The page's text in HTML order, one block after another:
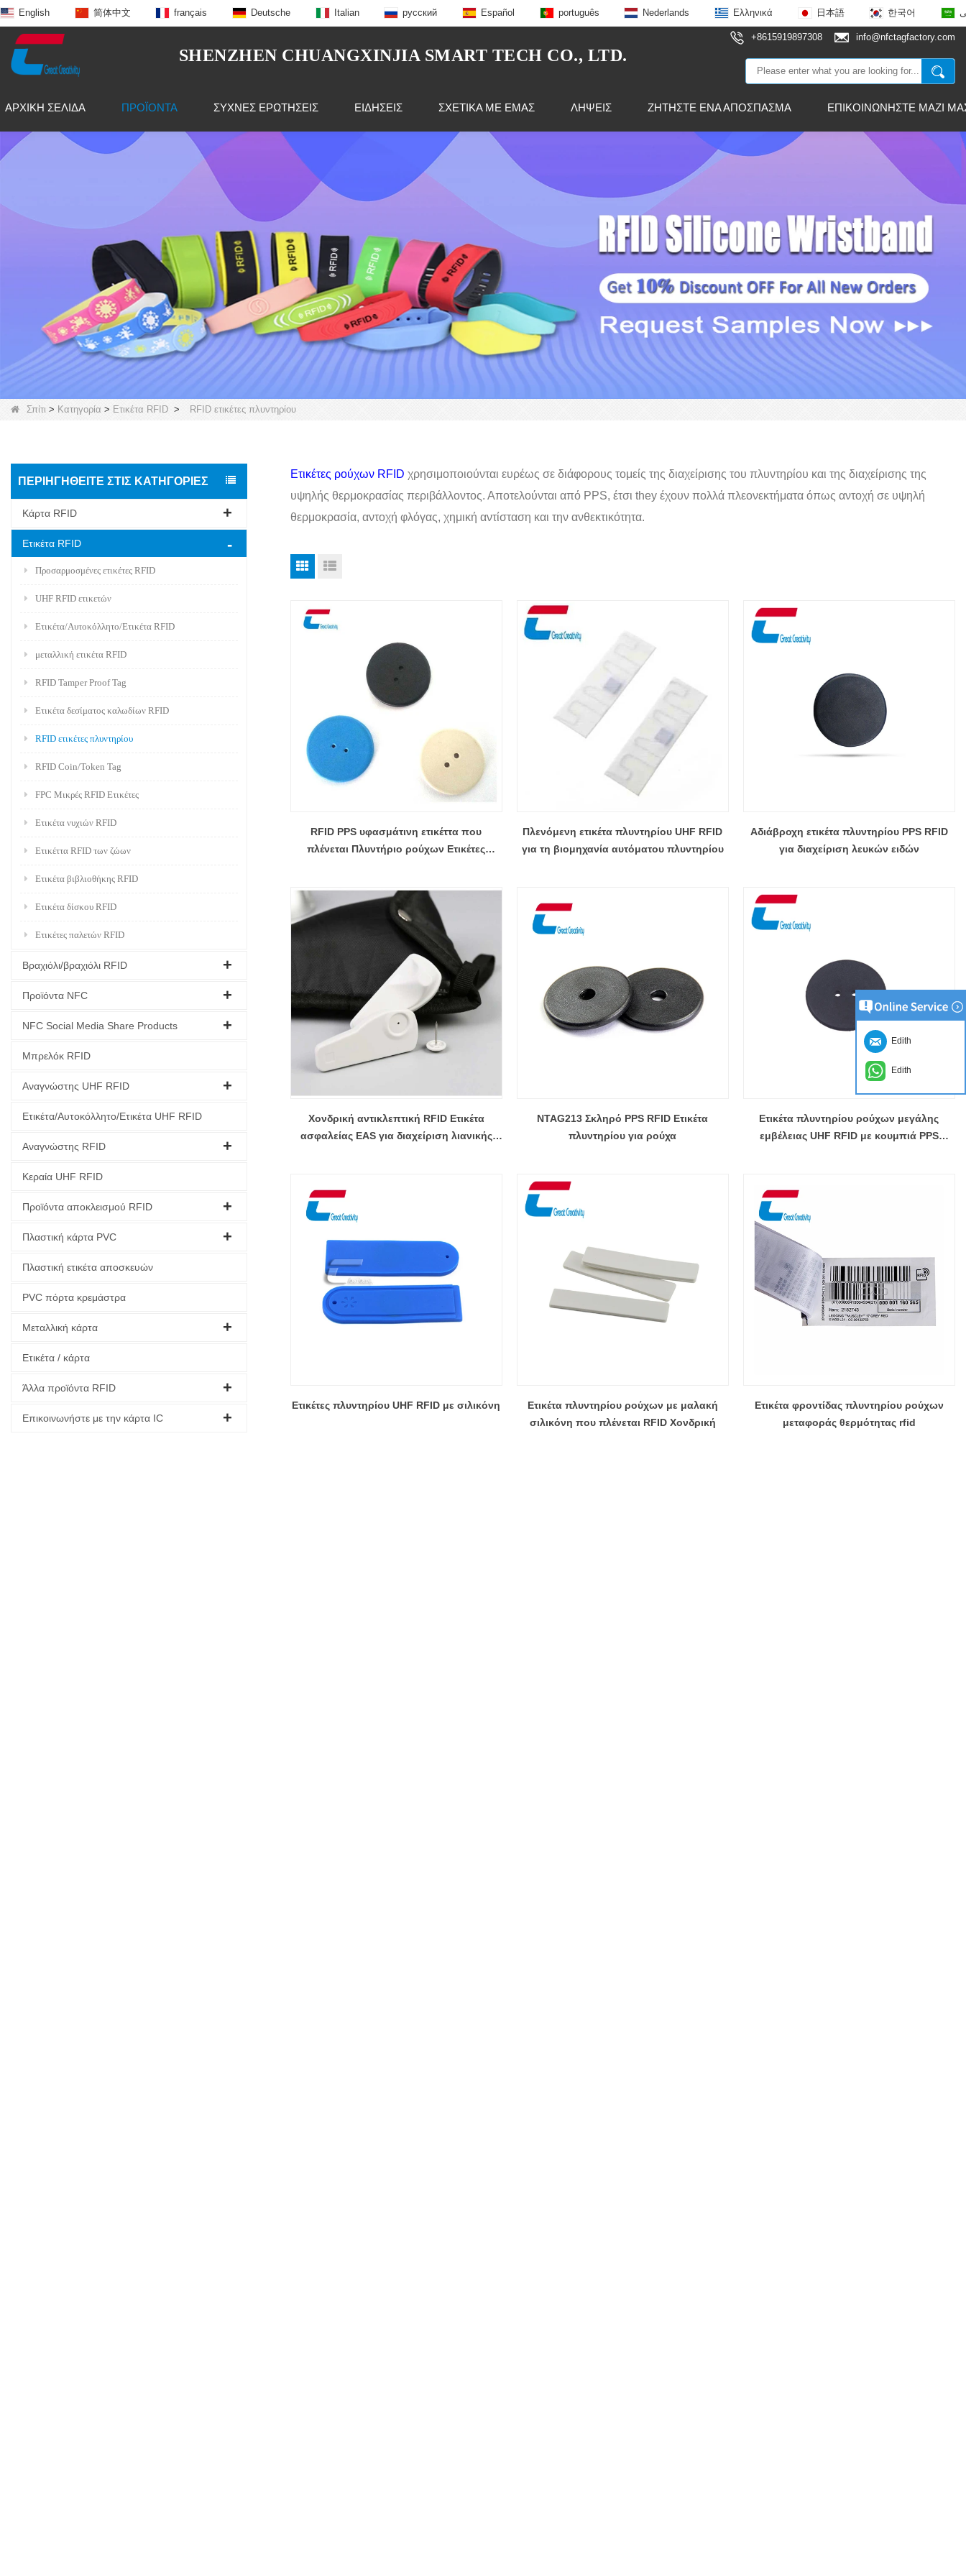
English 简体中文 français Deutsche Italian русский Español português Nederlands Ελληνικά 日本語 한국어
SHENZHEN CHUANGXINJIA SMART TECH CO., LTD.
+8615919897308 info@nfctagfactory.com
ΑΡΧΙΚΉ ΣΕΛΊΔΑ ΠΡΟΪΌΝΤΑ ΣΥΧΝΈΣ ΕΡΩΤΉΣΕΙΣ ΕΙΔΉΣΕΙΣ ΣΧΕΤΙΚΆ ΜΕ ΕΜΆΣ ΛΉΨΕΙΣ ΖΗΤΉΣΤΕ ΈΝΑ ΑΠΌΣΠΑΣΜΑ ΕΠΙΚΟΙΝΩΝΉΣΤΕ ΜΑΖΊ
Σπίτι > Κατηγορία > Ετικέτα RFID > RFID ετικέτες πλυντηρίου
ΠΕΡΙΗΓΗΘΕΊΤΕ ΣΤΙΣ ΚΑΤΗΓΟΡΊΕΣ
Κάρτα RFID
Ετικέτα RFID
Προσαρμοσμένες ετικέτες RFID
UHF RFID ετικετών
Ετικέτα/Αυτοκόλλητο/Ετικέτα RFID
μεταλλική ετικέτα RFID
RFID Tamper Proof Tag
Ετικέτα δεσίματος καλωδίων RFID
RFID ετικέτες πλυντηρίου
RFID Coin/Token Tag
FPC Μικρές RFID Ετικέτες
Ετικέτα νυχιών RFID
Ετικέττα RFID των ζώων
Ετικέτα βιβλιοθήκης RFID
Ετικέτα δίσκου RFID
Ετικέτες παλετών RFID
Βραχιόλι/βραχιόλι RFID
Προϊόντα NFC
NFC Social Media Share Products
Μπρελόκ RFID
Αναγνώστης UHF RFID
Ετικέτα/Αυτοκόλλητο/Ετικέτα UHF RFID
Αναγνώστης RFID
Κεραία UHF RFID
Προϊόντα αποκλεισμού RFID
Πλαστική κάρτα PVC
Πλαστική ετικέτα αποσκευών
PVC πόρτα κρεμάστρα
Μεταλλική κάρτα
Ετικέτα / κάρτα
Άλλα προϊόντα RFID
Επικοινωνήστε με την κάρτα IC
Ετικέτες ρούχων RFID χρησιμοποιούνται ευρέως σε διάφορους τομείς της διαχείρισης του πλυντηρίου και της διαχείρισης της
υψηλής θερμοκρασίας περιβάλλοντος. Αποτελούνται από PPS, έτσι they έχουν πολλά πλεονεκτήματα όπως αντοχή σε υψηλή
θερμοκρασία, αντοχή φλόγας, χημική αντίσταση και την ανθεκτικότητα.
RFID PPS υφασμάτινη ετικέττα που
πλένεται Πλυντήριο ρούχων Ετικέτες
Πλενόμενη ετικέτα πλυντηρίου UHF RFID
για τη βιομηχανία αυτόματου πλυντηρίου
Αδιάβροχη ετικέτα πλυντηρίου PPS RFID
για διαχείριση λευκών ειδών
Χονδρική αντικλεπτική RFID Ετικέτα
ασφαλείας EAS για διαχείριση λιανικής
NTAG213 Σκληρό PPS RFID Ετικέτα
πλυντηρίου για ρούχα
Ετικέτα πλυντηρίου ρούχων μεγάλης
εμβέλειας UHF RFID με κουμπιά PPS
Ετικέτες πλυντηρίου UHF RFID με σιλικόνη
Ετικέτα πλυντηρίου ρούχων με μαλακή
σιλικόνη που πλένεται RFID Χονδρική
Ετικέτα φροντίδας πλυντηρίου ρούχων
μεταφοράς θερμότητας rfid
Edith
Edith